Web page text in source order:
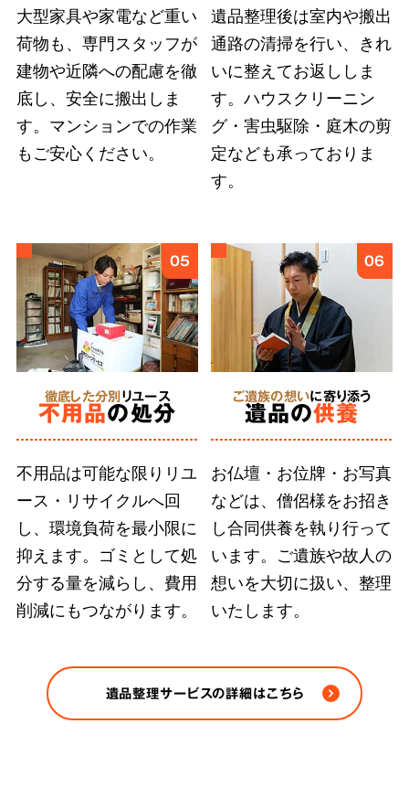
弊社では故人様とご依頼者様の想いに応えるこ
とを第一としています。遠方にお住まいのご親
族への形見分や遺品のご供養など、どのような
細かなご要望も遠慮せずにお伝えください。
6 あらゆる状況 に対応
特殊清掃
にも対応
弊社ではどのような状況の遺品整理も、故人の
大切にされていた品物や重要書類を探し出す手
段を尽くします。また、
部屋の完全清掃、脱臭
除菌など、原状回復のおすすめ方法をご案内
※ゴミや不用品の処分は各自治体の条例/法令に
従い適正に処分します。
大型家具や家電など重い
荷物も、専門スタッフが
建物や近隣への配慮を徹
底し、安全に搬出しま
す。マンションでの作業
もご安心ください。
遺品整理後は室内や搬出
通路の清掃を行い、きれ
いに整えてお返ししま
す。ハウスクリーニン
グ・害虫駆除・庭木の剪
定なども承っておりま
す。
05
徹底した分別リユース
不用品の処分
不用品は可能な限りリユ
ース・リサイクルへ回
し、環境負荷を最小限に
抑えます。ゴミとして処
分する量を減らし、費用
削減にもつながります。
06
ご遺族の想いに寄り添う
遺品の供養
お仏壇・お位牌・お写真
などは、僧侶様をお招き
し合同供養を執り行って
います。ご遺族や故人の
想いを大切に扱い、整理
いたします。
遺品整理サービスの詳細はこちら